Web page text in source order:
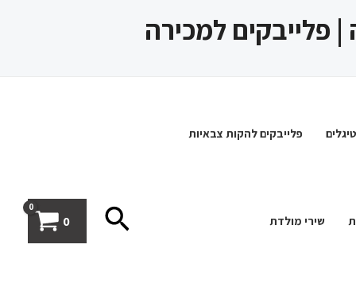
| פלייבקים למכירה
פלייבקים להקות צבאיות
שירי מולדת חיפוש0